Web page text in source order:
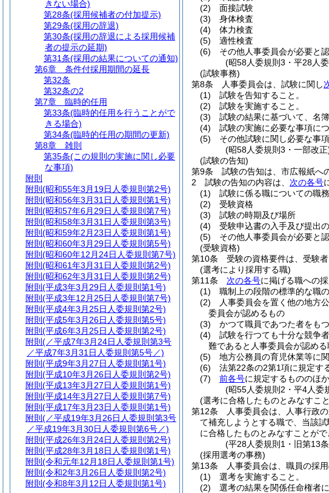
(2)
面接試験
(3)
身体検査
(4)
体力検査
(5)
適性検査
(6)
その他人事委員会が必要と
(昭58人委規則3・平28人
(試験事務)
第8条
人事委員会は、試験に関し
(1)
試験を告知すること。
(2)
試験を実施すること。
(3)
試験の結果に基づいて、名
(4)
試験の実施に必要な事項に
(5)
その他試験に関し必要な事項
(昭58人委規則3・一部改正
(試験の告知)
第9条
試験の告知は、市広報紙へ
2
試験の告知の内容は、 次の各号
(1)
試験に係る職についての職
(2)
受験資格
(3)
試験の時期及び場所
(4)
受験申込書の入手及び提出
(5)
その他人事委員会が必要と
(受験資格)
第10条
受験の資格要件は、受験
(選考により採用する職)
第11条
次の各号に掲げる職への
(1)
職制上の段階の標準的な職
(2)
人事委員会を置く他の地方
委員会が認めるもの
(3)
かつて職員であつた者をも
(4)
試験を行つても十分な競争
難であると人事委員会が認める
(5)
地方公務員の育児休業等に
(6)
法第22条の2第1項に規定す
(7)
前各号に規定するもののほ
(昭55人委規則2・平4人委
(選考に合格したものとみなすこ
第12条
人事委員会は、人事行政
て補充しようとする職で、当該
に合格したものとみなすことがで
(平28人委規則1・旧第13
(採用選考の事務)
第13条
人事委員会は、職員の採
(1)
選考を実施すること。
(2)
選考の結果を関係任命権者
きない場合)
第28条(採用候補者の付加提示)
第29条(採用の辞退)
第30条(採用の辞退による採用候補
者の提示の延期)
第31条(採用の結果についての通知)
第6章
条件付採用期間の延長
第32条
第32条の2
第7章
臨時的任用
第33条(臨時的任用を行うことがで
きる場合)
第34条(臨時的任用の期間の更新)
第8章
雑則
第35条(この規則の実施に関し必要
な事項)
附則
附則 (昭和55年3月19日人委規則第2号)
附則 (昭和56年3月31日人委規則第1号)
附則 (昭和57年6月29日人委規則第7号)
附則 (昭和58年3月31日人委規則第3号)
附則 (昭和59年2月23日人委規則第1号)
附則 (昭和60年3月29日人委規則第5号)
附則 (昭和60年12月24日人委規則第7号)
附則 (昭和61年3月31日人委規則第2号)
附則 (昭和62年3月31日人委規則第2号)
附則 (平成3年3月29日人委規則第1号)
附則 (平成3年12月25日人委規則第7号)
附則 (平成4年3月25日人委規則第2号)
附則 (平成5年3月26日人委規則第5号)
附則 (平成6年3月25日人委規則第2号)
附則 (／平成7年3月24日人委規則第3号
／平成7年3月31日人委規則第5号／)
附則 (平成9年3月27日人委規則第1号)
附則 (平成10年3月26日人委規則第2号)
附則 (平成13年3月27日人委規則第1号)
附則 (平成14年3月27日人委規則第7号)
附則 (平成17年3月23日人委規則第1号)
附則 (／平成19年3月26日人委規則第3号
／平成19年3月30日人委規則第6号／)
附則 (平成26年3月24日人委規則第2号)
附則 (平成28年3月18日人委規則第1号)
附則 (令和元年12月18日人委規則第1号)
附則 (令和2年3月26日人委規則第2号)
附則 (令和8年3月12日人委規則第1号)